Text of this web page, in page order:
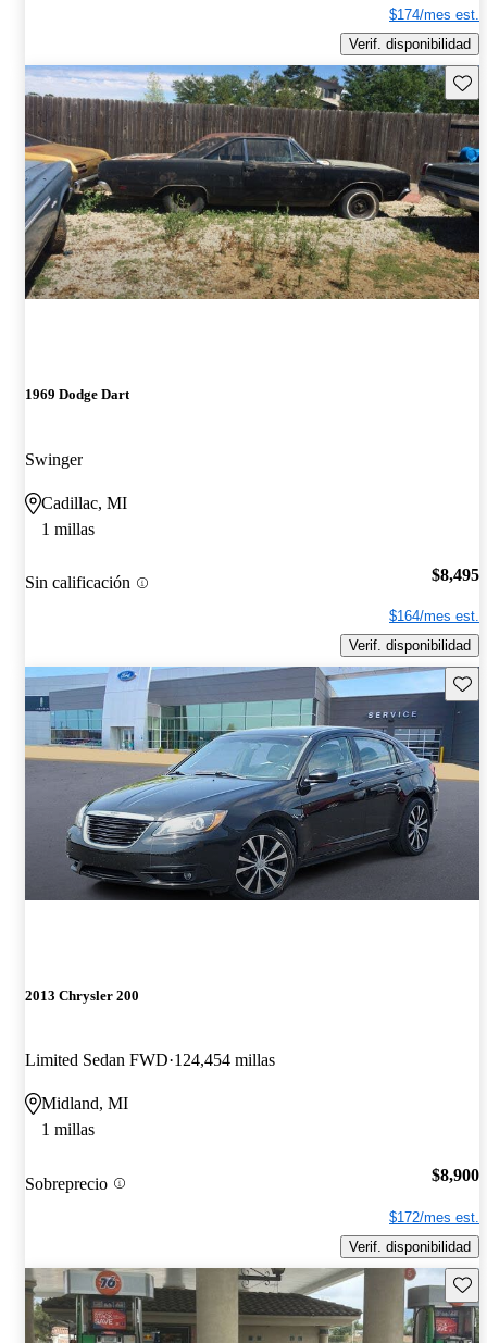
$174/mes est.
Verif. disponibilidad
1969 Dodge Dart
Swinger
Cadillac, MI
1 millas
Sin calificación $8,495
$164/mes est.
Verif. disponibilidad
2013 Chrysler 200
Limited Sedan FWD 124,454 millas
Midland, MI
1 millas
Sobreprecio $8,900
$172/mes est.
Verif. disponibilidad